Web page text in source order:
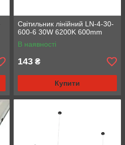
Світильник лінійний LN-4-30-
600-6 30W 6200K 600mm
В наявності
143 ₴
Купити